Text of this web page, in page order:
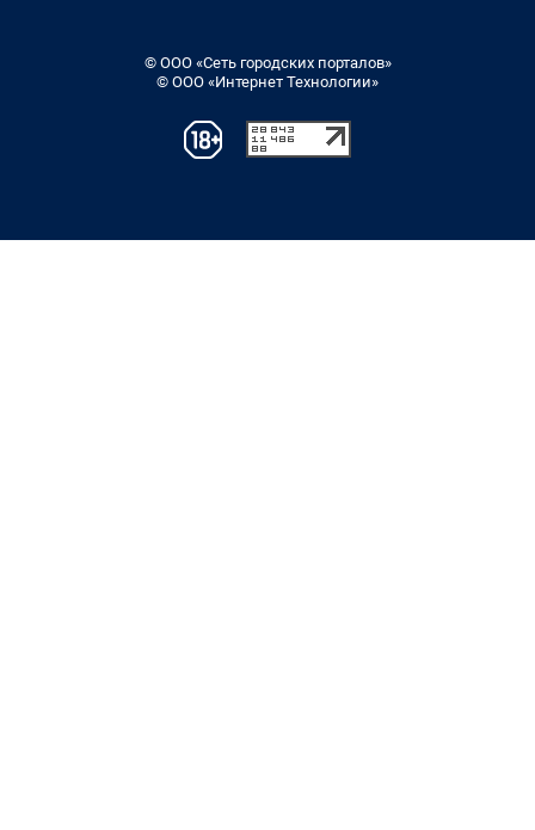
© ООО «Сеть городских порталов»
© ООО «Интернет Технологии»